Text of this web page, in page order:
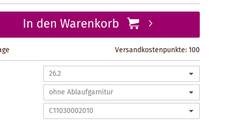
In den Warenkorb
Versandkostenpunkte:100